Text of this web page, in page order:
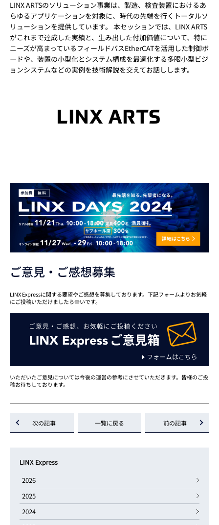
LINX ARTSのソリューション事業は、製造、検査装置におけるあ
らゆるアプリケーションを対象に、時代の先端を行くトータルソ
リューションを提供しています。 本セッションでは、LINX ARTS
がこれまで達成した実績と、生み出した付加価値について、特に
ニーズが高まっているフィールドバスEtherCATを活用した制御ボ
ードや、装置の小型化とシステム構成を最適化する多眼小型ビジ
ョンシステムなどの実例を技術解説を交えてお話しします。
ご意見・ご感想募集
LINX Expressに関する要望やご感想を募集しております。下記フォームよりお気軽
にご投稿いただけましたら幸いです。
いただいたご意見については今後の運営の参考にさせていただきます。皆様のご投
稿お待ちしております。
次の記事 一覧に戻る 前の記事
LINX Express
2026
2025
2024